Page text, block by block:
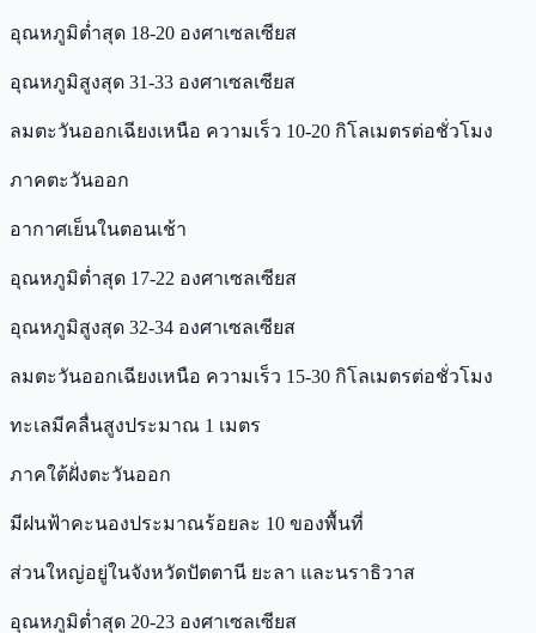
อุณหภูมิต่ำสุด 18-20 องศาเซลเซียส
อุณหภูมิสูงสุด 31-33 องศาเซลเซียส
ลมตะวันออกเฉียงเหนือ ความเร็ว 10-20 กิโลเมตรต่อชั่วโมง
ภาคตะวันออก
อากาศเย็นในตอนเช้า
อุณหภูมิต่ำสุด 17-22 องศาเซลเซียส
อุณหภูมิสูงสุด 32-34 องศาเซลเซียส
ลมตะวันออกเฉียงเหนือ ความเร็ว 15-30 กิโลเมตรต่อชั่วโมง
ทะเลมีคลื่นสูงประมาณ 1 เมตร
ภาคใต้ฝั่งตะวันออก
มีฝนฟ้าคะนองประมาณร้อยละ 10 ของพื้นที่
ส่วนใหญ่อยู่ในจังหวัดปัตตานี ยะลา และนราธิวาส
อุณหภูมิต่ำสุด 20-23 องศาเซลเซียส